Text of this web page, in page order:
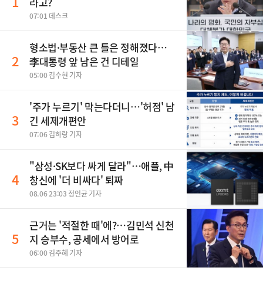
07:01 데스크
2
형소법·부동산 큰 틀은 정해졌다…
李대통령 앞 남은 건 디테일
05:00 김수현 기자
3
'주가 누르기' 막는다더니…'허점' 남
긴 세제개편안
07:06 김하랑 기자
4
"삼성·SK보다 싸게 달라"…애플, 中
창신에 '더 비싸다' 퇴짜
08.06 23:03 정인균 기자
5
근거는 '적절한 때'에?…김민석 신천
지 승부수, 공세에서 방어로
06:00 김주혜 기자